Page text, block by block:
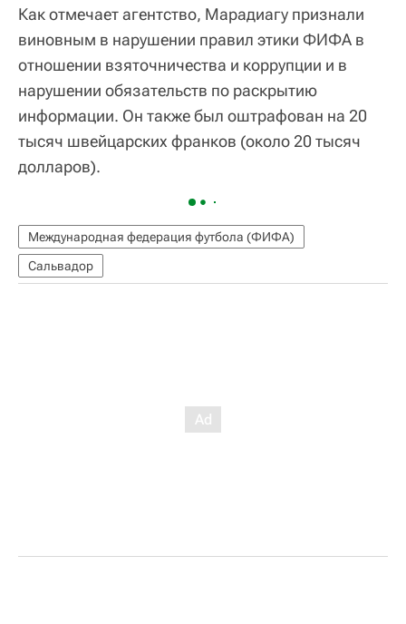
Как отмечает агентство, Марадиагу признали
виновным в нарушении правил этики ФИФА в
отношении взяточничества и коррупции и в
нарушении обязательств по раскрытию
информации. Он также был оштрафован на 20
тысяч швейцарских франков (около 20 тысяч
долларов).
Международная федерация футбола (ФИФА)
Сальвадор